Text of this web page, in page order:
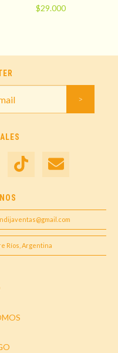
$29.000
Ríos, Argentina